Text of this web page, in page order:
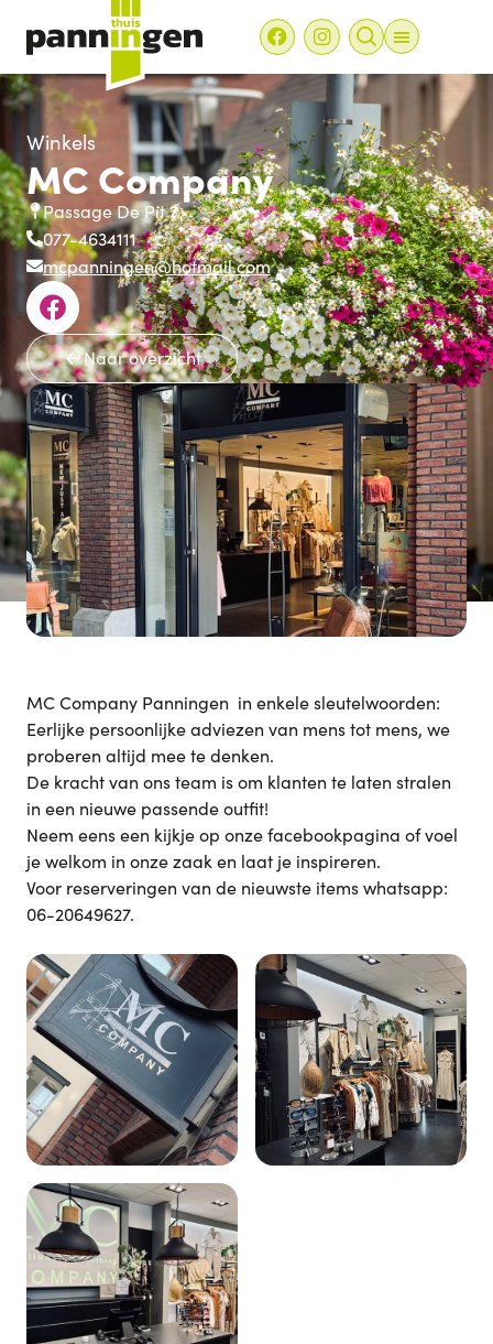
Winkels
MC Company
Passage De Pit 7
077-4634111
mcpanningen@hotmail.com
Naar overzicht
MC Company Panningen in enkele sleutelwoorden:
Eerlijke persoonlijke adviezen van mens tot mens, we
proberen altijd mee te denken.
De kracht van ons team is om klanten te laten stralen
in een nieuwe passende outfit!
Neem eens een kijkje op onze facebookpagina of voel
je welkom in onze zaak en laat je inspireren.
Voor reserveringen van de nieuwste items whatsapp:
06-20649627.